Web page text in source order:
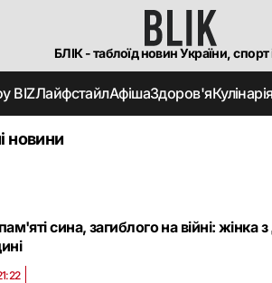
БЛІК - таблоїд новин України, спорт
BIZЛайфстайлАфішаЗдоров'яКулінарія
новини
сина, загиблого на війні: